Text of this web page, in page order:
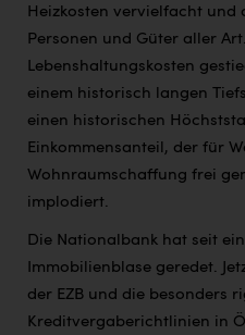
Heizkosten vervielfacht und
Personen und Güter aller
Lebenshaltungskosten
einem historisch langen
einen historischen
Einkommensanteil, der für
Wohnraumschaffung frei
implodiert.
Die Nationalbank hat seit
Immobilienblase geredet.
der EZB und die besonders
Kreditvergaberichtlinien in